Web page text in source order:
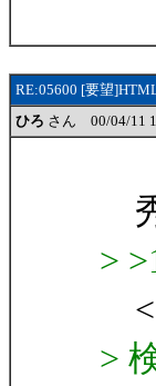
RE:05600 [要望
ひろ さん 00/04/11
>
<
>